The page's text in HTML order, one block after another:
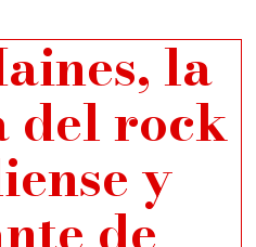
la
del rock
y